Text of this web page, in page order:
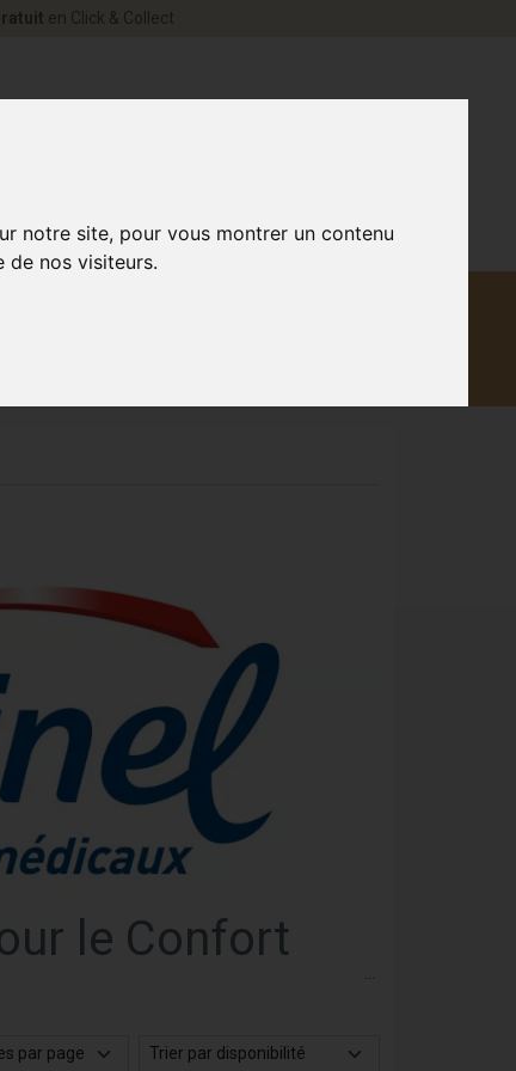
notre site, pour vous montrer un contenu
de nos visiteurs.
en Click & Collect
le Confort
soulager la congestion nasale et